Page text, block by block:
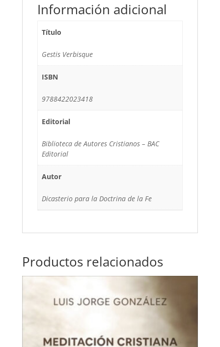
Información adicional
Título
Gestis Verbisque
ISBN
9788422023418
Editorial
Biblioteca de Autores Cristianos – BAC
Editorial
Autor
Dicasterio para la Doctrina de la Fe
Productos relacionados